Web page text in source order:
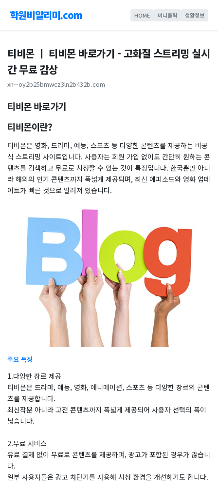
학원비알리미.com HOME 머니클릭 생활정보
티비몬 ㅣ 티비몬 바로가기 - 고화질 스트리밍 실시
간 무료 감상
xn--oy2b25bmwcz3ln2b432b.com
티비몬 바로가기
티비몬이란?
티비몬은 영화, 드라마, 예능, 스포츠 등 다양한 콘텐츠를 제공하는 비공
식 스트리밍 사이트입니다. 사용자는 회원 가입 없이도 간단히 원하는 콘
텐츠를 검색하고 무료로 시청할 수 있는 것이 특징입니다. 한국뿐만 아니
라 해외의 인기 콘텐츠까지 폭넓게 제공되며, 최신 에피소드와 영화 업데
이트가 빠른 것으로 알려져 있습니다.
주요 특징
1.다양한 장르 제공
티비몬은 드라마, 예능, 영화, 애니메이션, 스포츠 등 다양한 장르의 콘텐
츠를 제공합니다.
최신작뿐 아니라 고전 콘텐츠까지 폭넓게 제공되어 사용자 선택의 폭이
넓습니다.
2.무료 서비스
유료 결제 없이 무료로 콘텐츠를 제공하며, 광고가 포함된 경우가 많습니
다.
일부 사용자들은 광고 차단기를 사용해 시청 환경을 개선하기도 합니다.